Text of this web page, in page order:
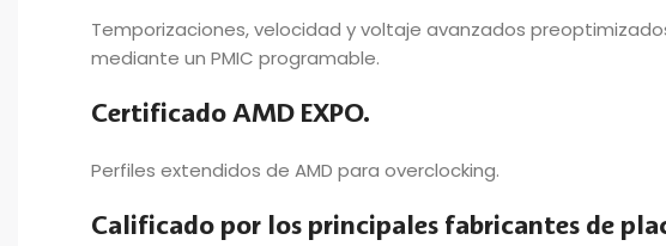
Temporizaciones, velocidad y voltaje avanzados
mediante un PMIC programable.
Certificado AMD EXPO.
Perfiles extendidos de AMD para overclocking.
Calificado por los principales fabricantes de